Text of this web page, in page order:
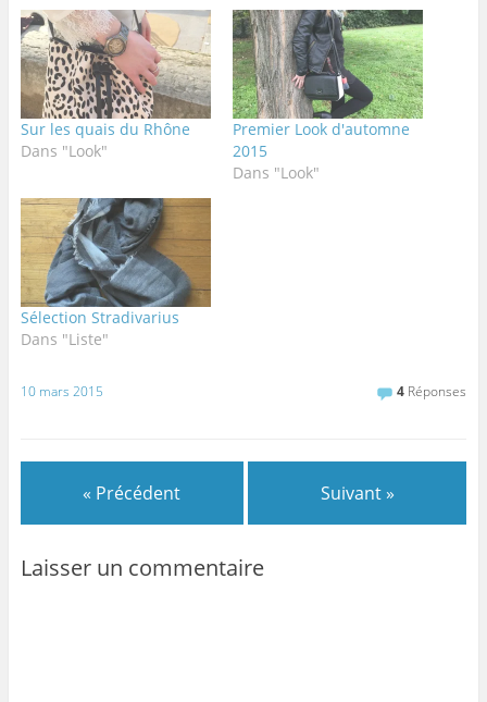
Sur les quais du Rhône
Dans "Look"
Premier Look d'automne
2015
Dans "Look"
Sélection Stradivarius
Dans "Liste"
10 mars 2015 4 Réponses
« Précédent Suivant »
Laisser un commentaire